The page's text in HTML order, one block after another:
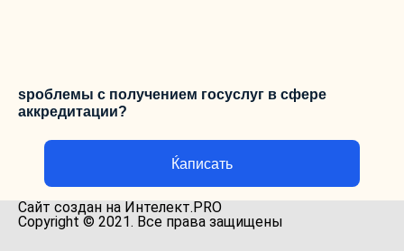
ѕроблемы с получением госуслуг в сфере
аккредитации?
Ќаписать
Сайт создан на Интелект.PRO
Copyright © 2021. Все права защищены